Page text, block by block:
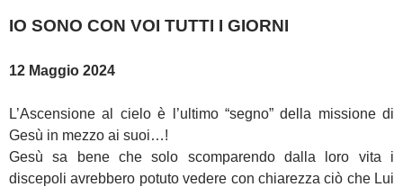
IO SONO CON VOI TUTTI I GIORNI
12 Maggio 2024
L’Ascensione al cielo è l’ultimo “segno” della missione di
Gesù in mezzo ai suoi…!
Gesù sa bene che solo scomparendo dalla loro vita i
discepoli avrebbero potuto vedere con chiarezza ciò che Lui